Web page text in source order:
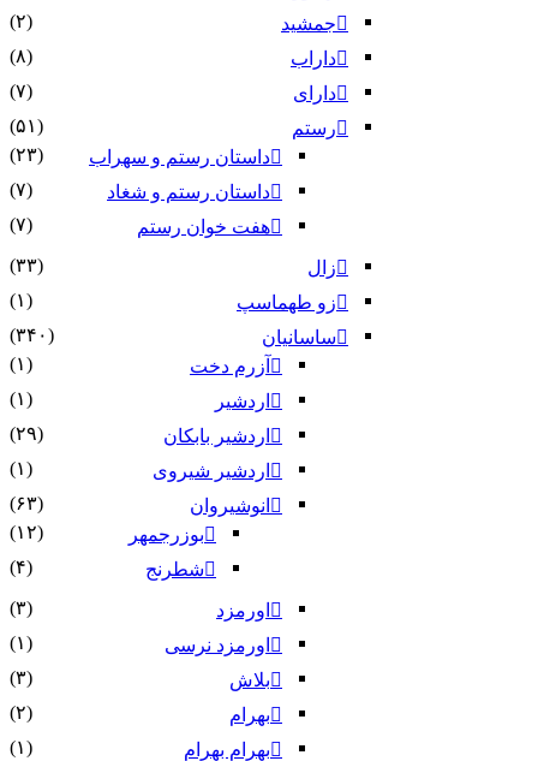
جمشید
(۲)
داراب
(۸)
دارای
(۷)
رستم
(۵۱)
داستان رستم و سهراب
(۲۳)
داستان رستم و شغاد
(۷)
هفت خوان رستم‏
(۷)
زال
(۳۳)
زو طهماسپ‏
(۱)
ساسانیان
(۳۴۰)
آزرم دخت
(۱)
اردشیر
(۱)
اردشیر بابکان
(۲۹)
اردشیر شیروی
(۱)
انوشیروان
(۶۳)
بوزرجمهر
(۱۲)
شطرنج
(۴)
اورمزد
(۳)
اورمزد نرسى‏
(۱)
بلاش
(۳)
بهرام
(۲)
بهرام بهرام
(۱)